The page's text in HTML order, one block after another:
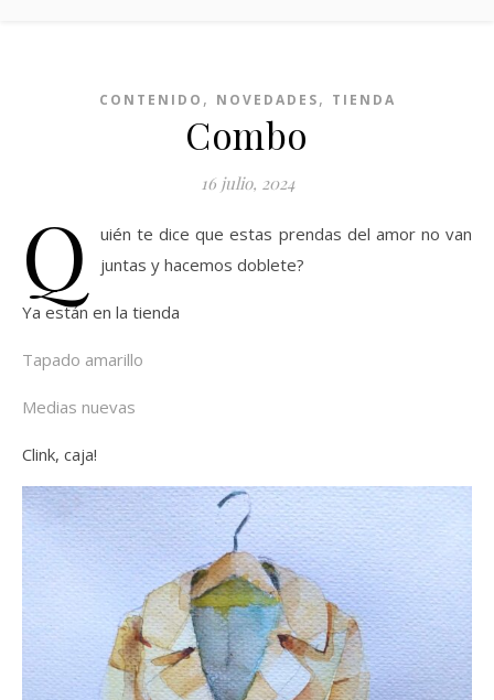
CONTENIDO , NOVEDADES, TIENDA
Combo
16 julio, 2024
Q
uién te dice que estas prendas del amor no van
juntas y hacemos doblete?
Ya están en la tienda
Tapado amarillo
Medias nuevas
Clink, caja!